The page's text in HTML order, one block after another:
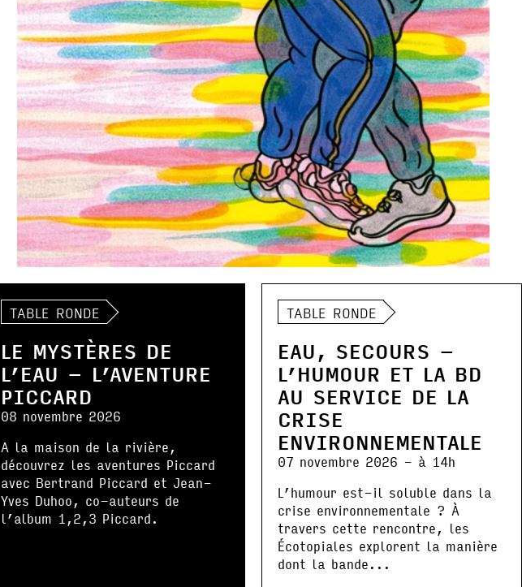
TABLE RONDE
LE MYSTÈRES DE
L’EAU – L’AVENTURE
PICCARD
08 novembre 2026
A la maison de la rivière,
découvrez les aventures Piccard
avec Bertrand Piccard et Jean-
Yves Duhoo, co-auteurs de
l’album 1,2,3 Piccard.
TABLE RONDE
EAU, SECOURS –
L’HUMOUR ET LA BD
AU SERVICE DE LA
CRISE
ENVIRONNEMENTALE
07 novembre 2026 - à 14h
L’humour est-il soluble dans la
crise environnementale ? À
travers cette rencontre, les
Écotopiales explorent la manière
dont la bande...